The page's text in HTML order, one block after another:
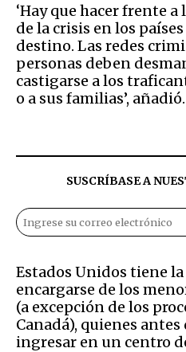
‘Hay que hacer frente a
de la crisis en los
destino. Las redes
personas deben
castigarse a los
o a sus familias’, añadió.
SUSCRÍBASE A
Estados Unidos tiene
encargarse de los
(a excepción de los
Canadá), quienes
ingresar en un centro